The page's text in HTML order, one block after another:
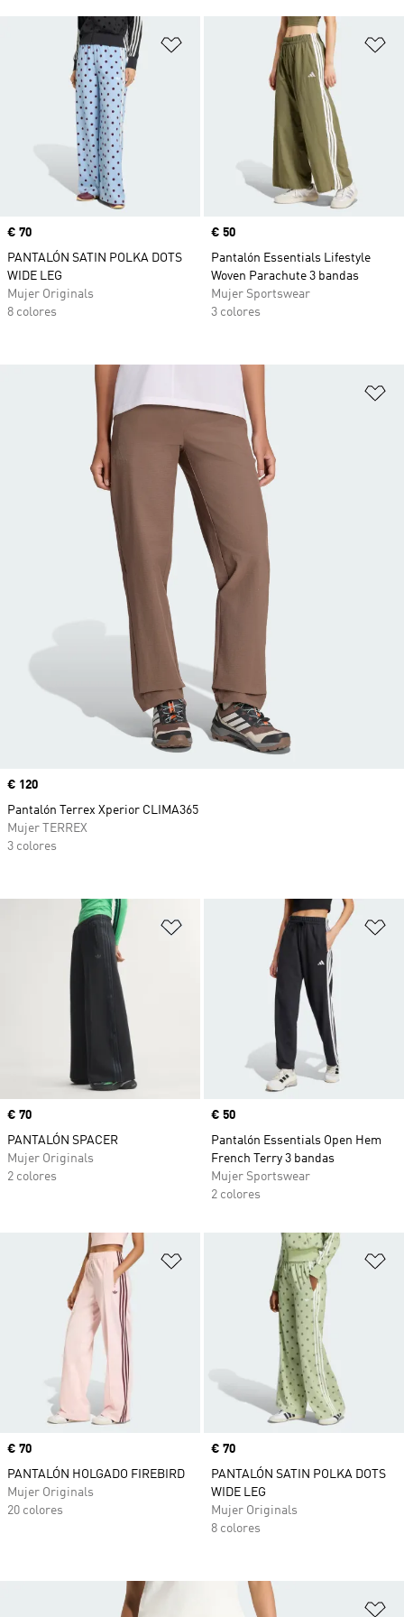
Añadir a la lista de deseos
Precio
€ 70
PANTALÓN SATIN POLKA DOTS
WIDE LEG
Mujer Originals
8 colores
Precio
€ 50
Pantalón Essentials Lifestyle
Woven Parachute 3 bandas
Mujer Sportswear
3 colores
Añadir a la lista de deseos
Precio
€ 70
PANTALÓN SPACER
Mujer Originals
2 colores
Precio
€ 50
Pantalón Essentials Open Hem
French Terry 3 bandas
Mujer Sportswear
2 colores
Añadir a la lista de deseos
Precio
€ 70
PANTALÓN HOLGADO FIREBIRD
Mujer Originals
20 colores
Precio
€ 70
PANTALÓN SATIN POLKA DOTS
WIDE LEG
Mujer Originals
8 colores
Precio
€ 120
Pantalón Terrex Xperior CLIMA365
Mujer TERREX
3 colores